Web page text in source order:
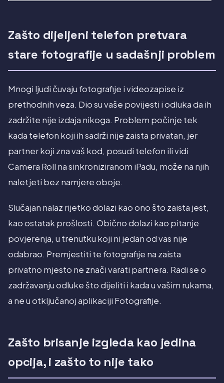
Zašto dijeljeni telefon pretvara
stare fotografije u sadašnji problem
Mnogi ljudi čuvaju fotografije i videozapise iz
prethodnih veza. Dio su vaše povijesti i odluka da ih
zadržite nije izdaja nikoga. Problem počinje tek
kada telefon koji ih sadrži nije zaista privatan, jer
partner koji zna vaš kod, posudi telefon ili vidi
Camera Roll na sinkroniziranom iPadu, može na njih
naletjeti bez namjere oboje.
Slučajan nalaz rijetko dolazi kao ono što zaista jest,
kao ostatak prošlosti. Obično dolazi kao pitanje
povjerenja, u trenutku koji ni jedan od vas nije
odabrao. Premjestiti te fotografije na zaista
privatno mjesto ne znači varati partnera. Radi se o
zadržavanju odluke što dijeliti i kada u vašim rukama,
a ne u otključanoj aplikaciji Fotografije.
Zašto brisanje izgleda kao jedina
opcija, i zašto to nije tako